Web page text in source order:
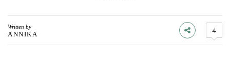
Written by
ANNIKA 4